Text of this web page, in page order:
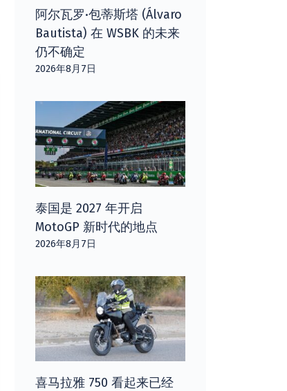
阿尔瓦罗·包蒂斯塔 (Álvaro
Bautista) 在 WSBK 的未来
仍不确定
2026年8月7日
泰国是 2027 年开启
MotoGP 新时代的地点
2026年8月7日
喜马拉雅 750 看起来已经